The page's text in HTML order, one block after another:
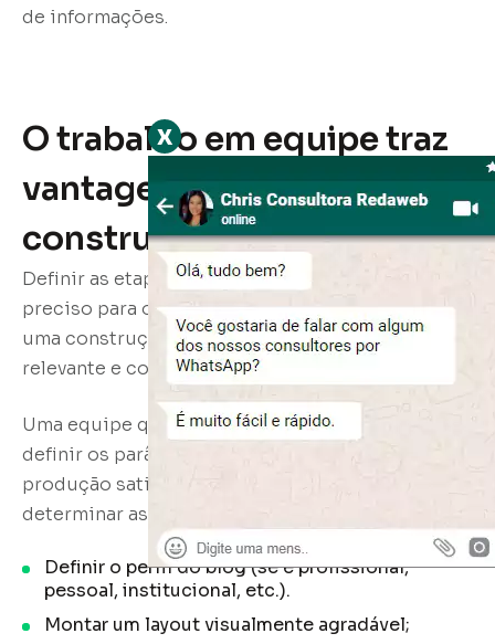
de informações.
O trabalho em equipe traz
vantagens para a
construção do blog
Definir as etapas para a construção de um blog é
preciso para o direcionamento da pauta e para
uma construção mais certeira de um conteúdo
relevante e completo.
Uma equipe que trabalha em conjunto consegue
definir os parâmetros adequados para uma
produção satisfatória. Com isso, podem-se
determinar as etapas da seguinte forma:
Definir o perfil do blog (se é profissional,
pessoal, institucional, etc.).
Montar um layout visualmente agradável;
x